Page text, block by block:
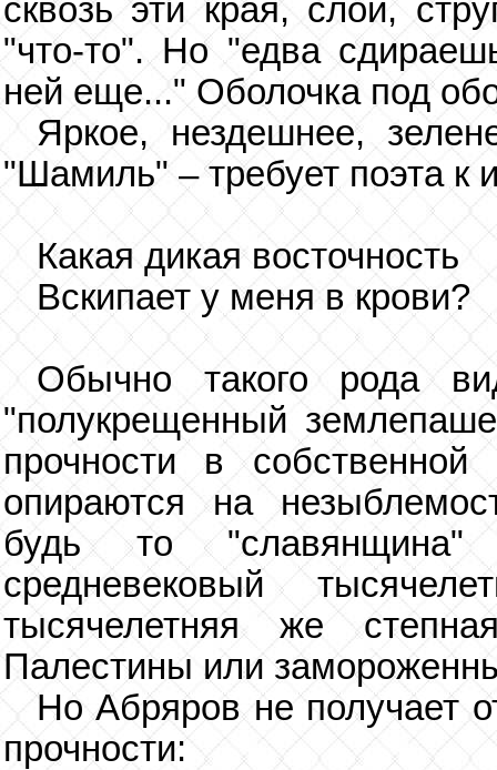
сквозь эти края, слои,
"что-то". Но "едва
ней еще..." Оболочка под
Яркое, нездешнее,
"Шамиль" – требует поэта к
Какая дикая восточность
Вскипает у меня в крови?
Обычно такого рода
"полукрещенный
прочности в собственной
опираются на
будь то "славянщина"
средневековый
тысячелетняя же
Палестины или
Но Абряров не получает
прочности: